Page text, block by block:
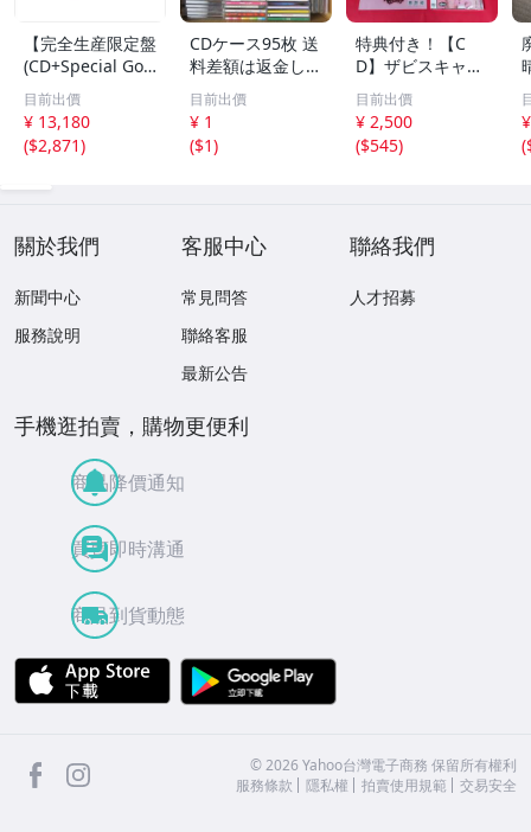
【完全生産限定盤
(CD+Special Goo
ds)】【限定特典
(寄席文字木札ス
トラップ)付き】
桑田佳祐 「人誑
目前出價
¥ 13,180
($2,871)
CDケース95枚 送
料差額は返金しま
す
目前出價
¥ 1
($1)
特典付き！【C
D】ザビスキャッ
ツ2ndセカンドア
ルバム「BLACK o
r PINK?」検索CR
EAMSODA青野美
目前出價
¥ 2,500
($545)
(
關於我們
新聞中心
服務說明
客服中心
常見問答
聯絡客服
最新公告
聯絡我們
人才招募
手機逛拍賣，購物更便利
商品降價通知
買賣即時溝通
商品到貨動態
APP Store
facebook ©2026 Yahoo台灣電子商務 保留所有權利
服務條款
隱私權 拍賣使用規範 交易安全